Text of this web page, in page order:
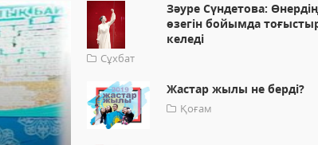
Зәуре Сүндетова:
өзегін бойымда
келеді
Сұхбат
Жастар жылы не берді?
Қоғам